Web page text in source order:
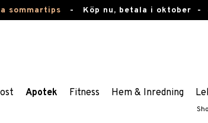
sommartips - Köp nu, betala i oktober -
Apotek Fitness Hem & Inredning